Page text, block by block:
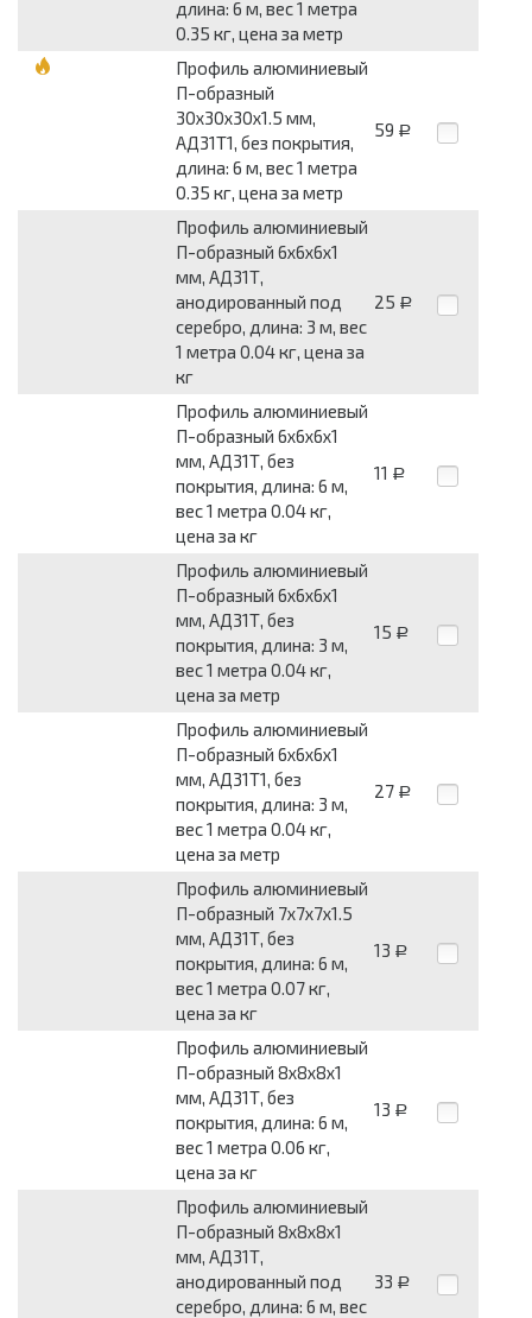
длина: 6 м, вес 1 метра
0.35 кг, цена за метр
Профиль алюминиевый
П-образный
30x30x30x1.5 мм,
АД31Т1, без покрытия,
длина: 6 м, вес 1 метра
0.35 кг, цена за метр
59 Р
Профиль алюминиевый
П-образный 6x6x6x1
мм, АД31Т,
анодированный под
серебро, длина: 3 м, вес
1 метра 0.04 кг, цена за
кг
25 Р
Профиль алюминиевый
П-образный 6x6x6x1
мм, АД31Т, без
покрытия, длина: 6 м,
вес 1 метра 0.04 кг,
цена за кг
11 Р
Профиль алюминиевый
П-образный 6x6x6x1
мм, АД31Т, без
покрытия, длина: 3 м,
вес 1 метра 0.04 кг,
цена за метр
15 Р
Профиль алюминиевый
П-образный 6x6x6x1
мм, АД31Т1, без
покрытия, длина: 3 м,
вес 1 метра 0.04 кг,
цена за метр
27 Р
Профиль алюминиевый
П-образный 7x7x7x1.5
мм, АД31Т, без
покрытия, длина: 6 м,
вес 1 метра 0.07 кг,
цена за кг
13 Р
Профиль алюминиевый
П-образный 8x8x8x1
мм, АД31Т, без
покрытия, длина: 6 м,
вес 1 метра 0.06 кг,
цена за кг
13 Р
Профиль алюминиевый
П-образный 8x8x8x1
мм, АД31Т,
анодированный под
серебро, длина: 6 м, вес
33 Р